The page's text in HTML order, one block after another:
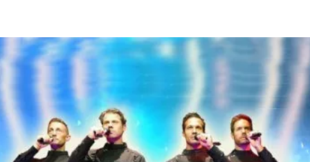
ARTIESTENBOEKINGSKANTOOR Within
Temptation.